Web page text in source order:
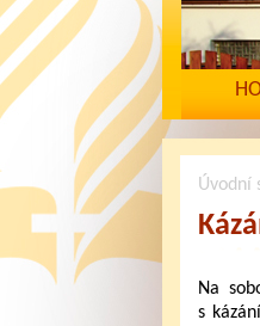
Úvodní
Na
s